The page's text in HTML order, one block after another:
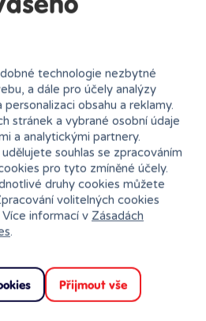
27 kamenných prodejen
technologie nezbytné
a dále pro účely analýzy
obsahu a reklamy.
stránek a vybrané osobní údaje
a analytickými partnery.
udělujete souhlas se zpracováním
pro tyto zmíněné účely.
druhy cookies můžete
volitelných cookies
Více informací v Zásadách
.
Přijmout vše